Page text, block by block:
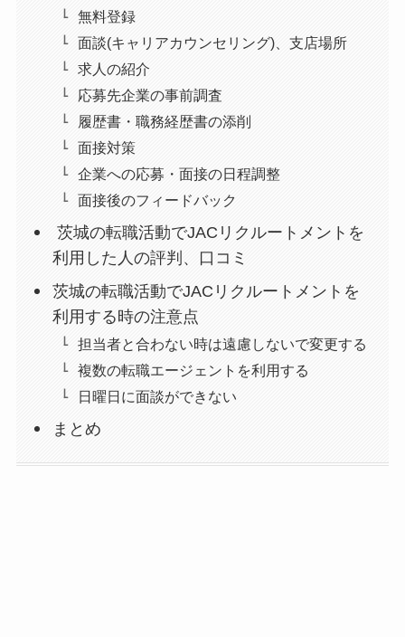
無料登録
面談(キャリアカウンセリング)、支店場所
求人の紹介
応募先企業の事前調査
履歴書・職務経歴書の添削
面接対策
企業への応募・面接の日程調整
面接後のフィードバック
茨城の転職活動でJACリクルートメントを
利用した人の評判、口コミ
茨城の転職活動でJACリクルートメントを
利用する時の注意点
担当者と合わない時は遠慮しないで変更する
複数の転職エージェントを利用する
日曜日に面談ができない
まとめ